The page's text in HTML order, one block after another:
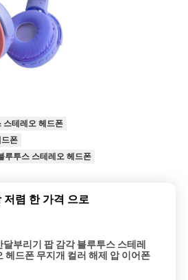
스테레오 헤드폰
폰
루투스 스테레오 헤드폰
저렴 한 가격 으로
달부리기 팝 감각 블루투스 스테레
헤드폰 무지개 컬러 해제 압 이어폰